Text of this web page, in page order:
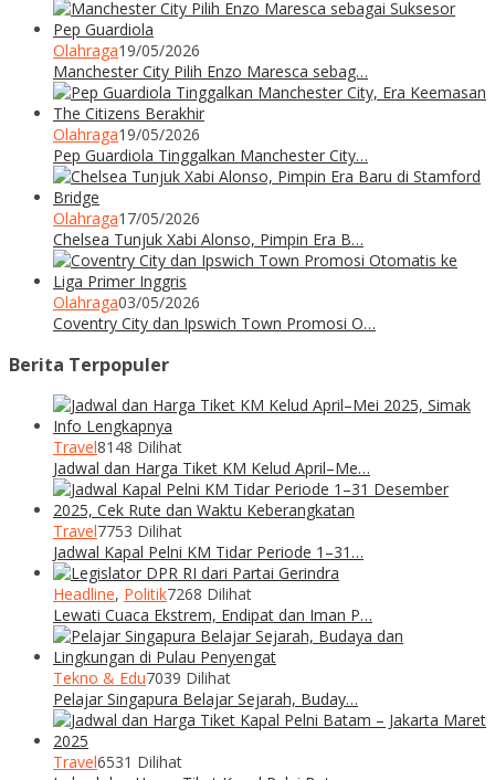
Olahraga19/05/2026
Manchester City Pilih Enzo Maresca sebag…
Olahraga19/05/2026
Pep Guardiola Tinggalkan Manchester City…
Olahraga17/05/2026
Chelsea Tunjuk Xabi Alonso, Pimpin Era B…
Olahraga03/05/2026
Coventry City dan Ipswich Town Promosi O…
Berita Terpopuler
Travel8148 Dilihat
Jadwal dan Harga Tiket KM Kelud April–Me…
Travel7753 Dilihat
Jadwal Kapal Pelni KM Tidar Periode 1–31…
Headline, Politik7268 Dilihat
Lewati Cuaca Ekstrem, Endipat dan Iman P…
Tekno & Edu7039 Dilihat
Pelajar Singapura Belajar Sejarah, Buday…
Travel6531 Dilihat